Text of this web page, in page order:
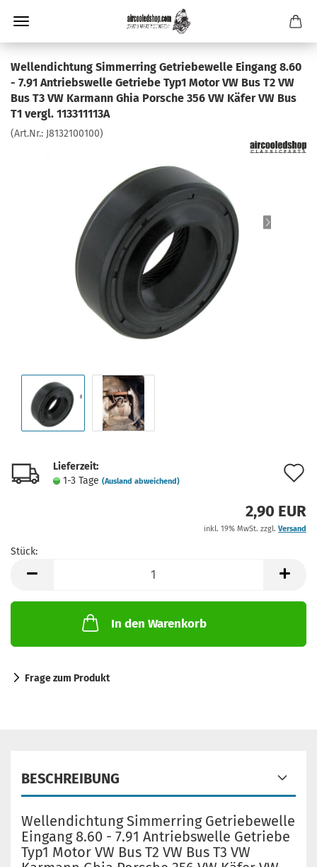
Wellendichtung Simmerring Getriebewelle Eingang 8.60
- 7.91 Antriebswelle Getriebe Typ1 Motor VW Bus T2 VW
Bus T3 VW Karmann Ghia Porsche 356 VW Käfer VW Bus
T1 vergl. 113311113A
(Art.Nr.: J8132100100)
Lieferzeit:
1-3 Tage (Ausland abweichend)
2,90 EUR
inkl. 19% MwSt. zzgl. Versand
Stück:
In den Warenkorb
Frage zum Produkt
BESCHREIBUNG
Wellendichtung Simmerring Getriebewelle
Eingang 8.60 - 7.91 Antriebswelle Getriebe
Typ1 Motor VW Bus T2 VW Bus T3 VW